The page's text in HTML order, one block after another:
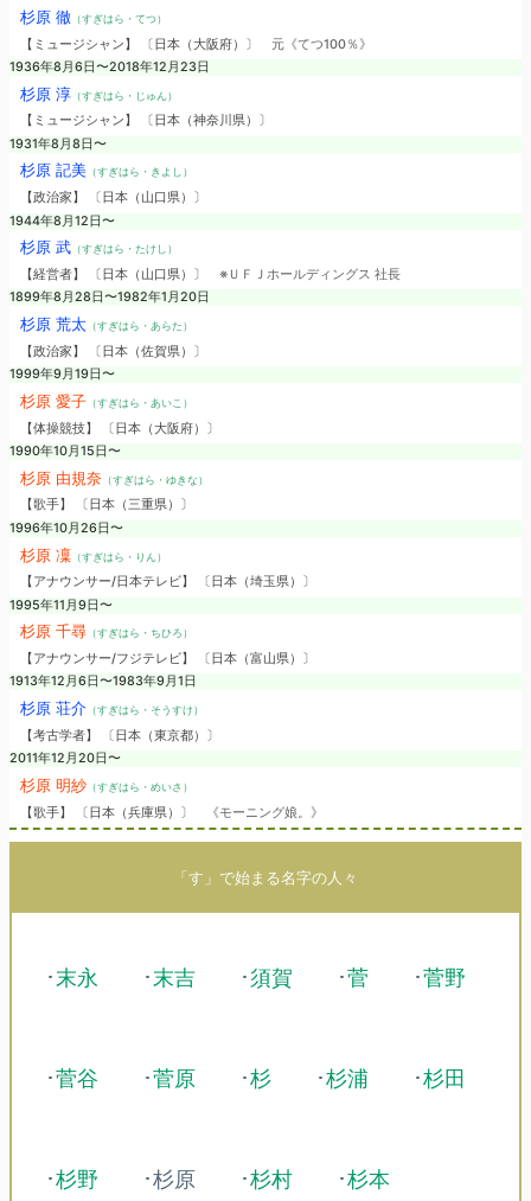
杉原 徹（すぎはら・てつ）
【ミュージシャン】 〔日本（大阪府）〕 元《てつ100％》
1936年8月6日〜2018年12月23日
杉原 淳（すぎはら・じゅん）
【ミュージシャン】 〔日本（神奈川県）〕
1931年8月8日〜
杉原 記美（すぎはら・きよし）
【政治家】 〔日本（山口県）〕
1944年8月12日〜
杉原 武（すぎはら・たけし）
【経営者】 〔日本（山口県）〕 ※ＵＦＪホールディングス 社長
1899年8月28日〜1982年1月20日
杉原 荒太（すぎはら・あらた）
【政治家】 〔日本（佐賀県）〕
1999年9月19日〜
杉原 愛子（すぎはら・あいこ）
【体操競技】 〔日本（大阪府）〕
1990年10月15日〜
杉原 由規奈（すぎはら・ゆきな）
【歌手】 〔日本（三重県）〕
1996年10月26日〜
杉原 凜（すぎはら・りん）
【アナウンサー/日本テレビ】 〔日本（埼玉県）〕
1995年11月9日〜
杉原 千尋（すぎはら・ちひろ）
【アナウンサー/フジテレビ】 〔日本（富山県）〕
1913年12月6日〜1983年9月1日
杉原 荘介（すぎはら・そうすけ）
【考古学者】 〔日本（東京都）〕
2011年12月20日〜
杉原 明紗（すぎはら・めいさ）
【歌手】 〔日本（兵庫県）〕 《モーニング娘。》
「す」で始まる名字の人々
･末永 ･末吉 ･須賀 ･菅 ･菅野
･菅谷 ･菅原 ･杉 ･杉浦 ･杉田
･杉野 ･杉原 ･杉村 ･杉本